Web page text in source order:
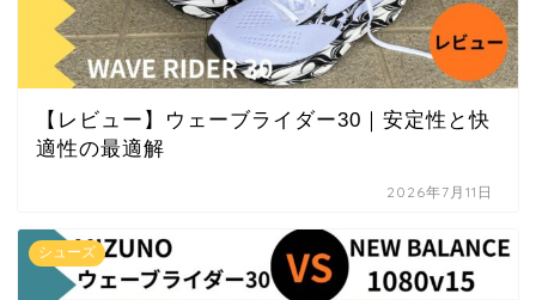
【レビュー】ウェーブライダー30｜安定性と快
適性の最適解
2026年7月11日
シューズ